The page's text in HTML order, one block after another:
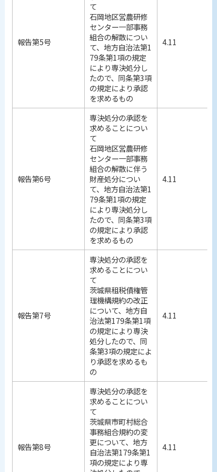
報告第5号
て
石岡地区営農研修
センター一部事務
組合の解散につい
て、地方自治法第1
79条第1項の規定
により専決処分し
たので、同条第3項
の規定により承認
を求めるもの
4.11
報告第6号
専決処分の承認を
求めることについ
て
石岡地区営農研修
センター一部事務
組合の解散に伴う
財産処分につい
て、地方自治法第1
79条第1項の規定
により専決処分し
たので、同条第3項
の規定により承認
を求めるもの
4.11
報告第7号
専決処分の承認を
求めることについ
て
茨城県租税債権管
理機構規約の改正
について、地方自
治法第179条第1項
の規定により専決
処分したので、同
条第3項の規定によ
り承認を求めるも
の
4.11
報告第8号
専決処分の承認を
求めることについ
て
茨城県市町村総合
事務組合規約の変
更について、地方
自治法第179条第1
項の規定により専
4.11